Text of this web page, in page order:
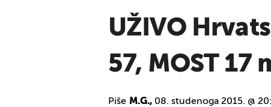
UŽIVO
57, MOST 17
Piše M.G., 08. studenoga 2015. @